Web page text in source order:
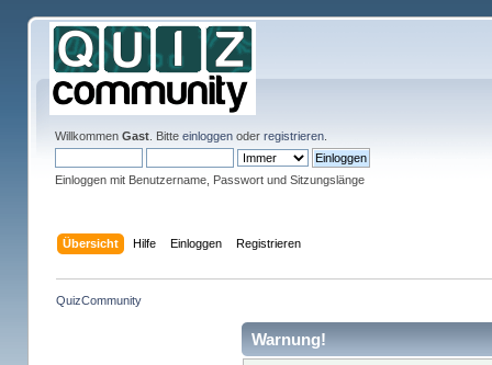
Willkommen Gast. Bitte einloggenoder registrieren.
Einloggen mit Benutzername, Passwort und Sitzungslänge
Übersicht Hilfe Einloggen Registrieren
QuizCommunity
Warnung!